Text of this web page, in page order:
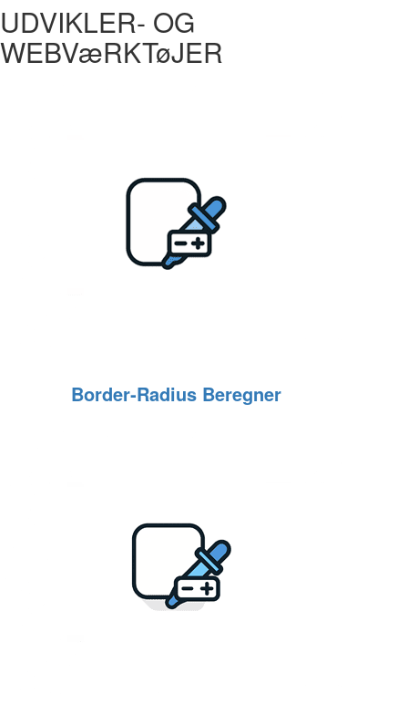
UDVIKLER- OG
WEBVæRKTøJER
Border‑Radius Beregner